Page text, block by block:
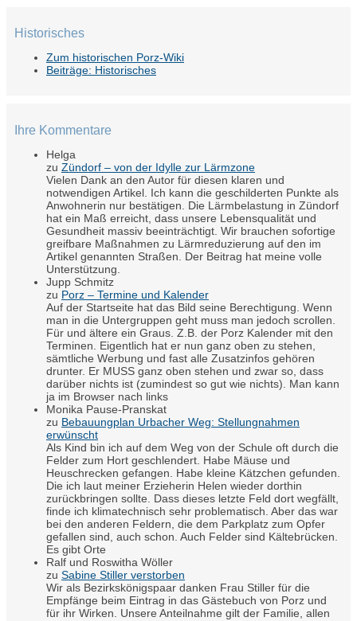
Historisches
Zum historischen Porz-Wiki
Beiträge: Historisches
Ihre Kommentare
Helga
zu Zündorf – von der Idylle zur Lärmzone
Vielen Dank an den Autor für diesen klaren und
notwendigen Artikel. Ich kann die geschilderten Punkte als
Anwohnerin nur bestätigen. Die Lärmbelastung in Zündorf
hat ein Maß erreicht, dass unsere Lebensqualität und
Gesundheit massiv beeinträchtigt. Wir brauchen sofortige
greifbare Maßnahmen zu Lärmreduzierung auf den im
Artikel genannten Straßen. Der Beitrag hat meine volle
Unterstützung.
Jupp Schmitz
zu Porz – Termine und Kalender
Auf der Startseite hat das Bild seine Berechtigung. Wenn
man in die Untergruppen geht muss man jedoch scrollen.
Für und ältere ein Graus. Z.B. der Porz Kalender mit den
Terminen. Eigentlich hat er nun ganz oben zu stehen,
sämtliche Werbung und fast alle Zusatzinfos gehören
drunter. Er MUSS ganz oben stehen und zwar so, dass
darüber nichts ist (zumindest so gut wie nichts). Man kann
ja im Browser nach links
Monika Pause-Pranskat
zu Bebauungplan Urbacher Weg: Stellungnahmen
erwünscht
Als Kind bin ich auf dem Weg von der Schule oft durch die
Felder zum Hort geschlendert. Habe Mäuse und
Heuschrecken gefangen. Habe kleine Kätzchen gefunden.
Die ich laut meiner Erzieherin Helen wieder dorthin
zurückbringen sollte. Dass dieses letzte Feld dort wegfällt,
finde ich klimatechnisch sehr problematisch. Aber das war
bei den anderen Feldern, die dem Parkplatz zum Opfer
gefallen sind, auch schon. Auch Felder sind Kältebrücken.
Es gibt Orte
Ralf und Roswitha Wöller
zu Sabine Stiller verstorben
Wir als Bezirkskönigspaar danken Frau Stiller für die
Empfänge beim Eintrag in das Gästebuch von Porz und
für ihr Wirken. Unsere Anteilnahme gilt der Familie, allen